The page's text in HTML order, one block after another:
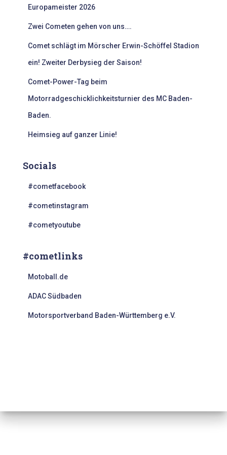
Europameister 2026
Zwei Cometen gehen von uns….
Comet schlägt im Mörscher Erwin-Schöffel Stadion
ein! Zweiter Derbysieg der Saison!
Comet-Power-Tag beim
Motorradgeschicklichkeitsturnier des MC Baden-
Baden.
Heimsieg auf ganzer Linie!
Socials
#cometfacebook
#cometinstagram
#cometyoutube
#cometlinks
Motoball.de
ADAC Südbaden
Motorsportverband Baden-Württemberg e.V.